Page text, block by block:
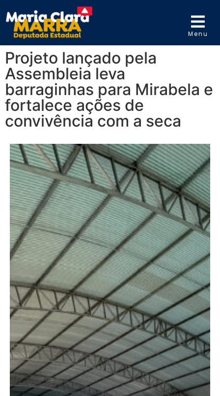
Menu
Projeto lançado pela
Assembleia leva
barraginhas para Mirabela e
fortalece ações de
convivência com a seca